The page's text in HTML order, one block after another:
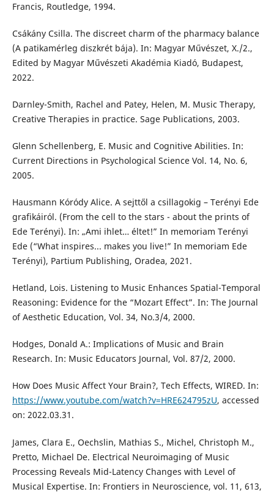
Francis, Routledge, 1994.
Csákány Csilla. The discreet charm of the pharmacy balance
(A patikamérleg diszkrét bája). In: Magyar Művészet, X./2.,
Edited by Magyar Művészeti Akadémia Kiadó, Budapest,
2022.
Darnley-Smith, Rachel and Patey, Helen, M. Music Therapy,
Creative Therapies in practice. Sage Publications, 2003.
Glenn Schellenberg, E. Music and Cognitive Abilities. In:
Current Directions in Psychological Science Vol. 14, No. 6,
2005.
Hausmann Kóródy Alice. A sejttől a csillagokig – Terényi Ede
grafikáiról. (From the cell to the stars - about the prints of
Ede Terényi). In: „Ami ihlet… éltet!” In memoriam Terényi
Ede (“What inspires... makes you live!” In memoriam Ede
Terényi), Partium Publishing, Oradea, 2021.
Hetland, Lois. Listening to Music Enhances Spatial-Temporal
Reasoning: Evidence for the “Mozart Effect”. In: The Journal
of Aesthetic Education, Vol. 34, No.3/4, 2000.
Hodges, Donald A.: Implications of Music and Brain
Research. In: Music Educators Journal, Vol. 87/2, 2000.
How Does Music Affect Your Brain?, Tech Effects, WIRED. In:
https://www.youtube.com/watch?v=HRE624795zU, accessed
on: 2022.03.31.
James, Clara E., Oechslin, Mathias S., Michel, Christoph M.,
Pretto, Michael De. Electrical Neuroimaging of Music
Processing Reveals Mid-Latency Changes with Level of
Musical Expertise. In: Frontiers in Neuroscience, vol. 11, 613,